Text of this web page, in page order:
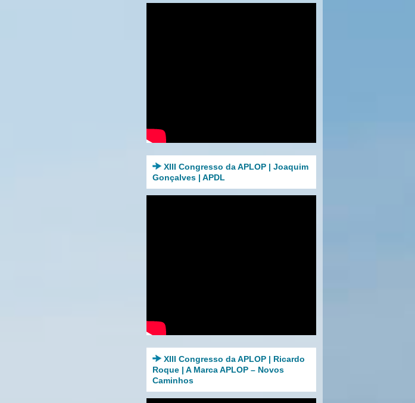
XIII Congresso da APLOP | Joaquim
Gonçalves | APDL
XIII Congresso da APLOP | Ricardo
Roque | A Marca APLOP – Novos
Caminhos